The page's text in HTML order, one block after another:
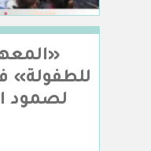
للطفولة»
لصمود